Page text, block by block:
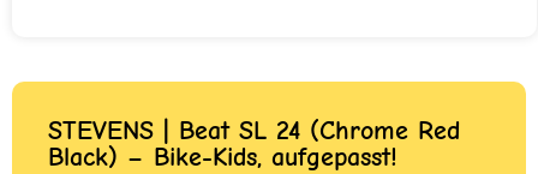
STEVENS | Beat SL 24 (Chrome Red
Black) – Bike-Kids, aufgepasst!